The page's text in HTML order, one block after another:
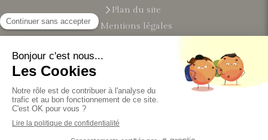
Plan du site
Mentions légales
Du
Lesamedi